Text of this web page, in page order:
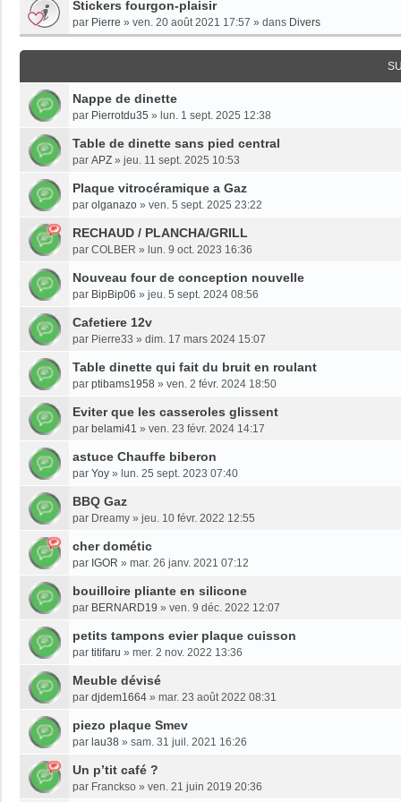
Stickers fourgon-plaisir
par Pierre » ven. 20 août 2021 17:57 » dans Divers
Nappe de dinette
par Pierrotdu35 » lun. 1 sept. 2025 12:38
Table de dinette sans pied central
par APZ » jeu. 11 sept. 2025 10:53
Plaque vitrocéramique a Gaz
par olganazo » ven. 5 sept. 2025 23:22
RECHAUD / PLANCHA/GRILL
par COLBER » lun. 9 oct. 2023 16:36
Nouveau four de conception nouvelle
par BipBip06 » jeu. 5 sept. 2024 08:56
Cafetiere 12v
par Pierre33 » dim. 17 mars 2024 15:07
Table dinette qui fait du bruit en roulant
par ptibams1958 » ven. 2 févr. 2024 18:50
Eviter que les casseroles glissent
par belami41 » ven. 23 févr. 2024 14:17
astuce Chauffe biberon
par Yoy » lun. 25 sept. 2023 07:40
BBQ Gaz
par Dreamy » jeu. 10 févr. 2022 12:55
cher dométic
par IGOR » mar. 26 janv. 2021 07:12
bouilloire pliante en silicone
par BERNARD19 » ven. 9 déc. 2022 12:07
petits tampons evier plaque cuisson
par titifaru » mer. 2 nov. 2022 13:36
Meuble dévisé
par djdem1664 » mar. 23 août 2022 08:31
piezo plaque Smev
par lau38 » sam. 31 juil. 2021 16:26
Un p’tit café ?
par Franckso » ven. 21 juin 2019 20:36